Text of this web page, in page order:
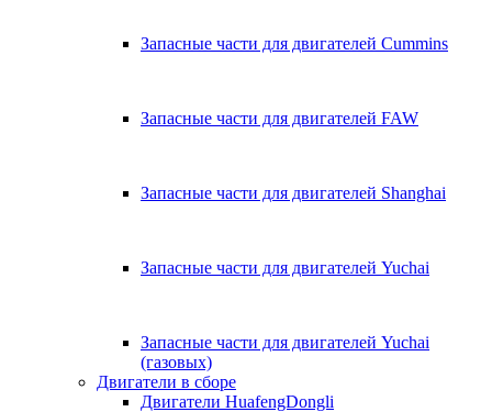
Запасные части для двигателей Cummins
Запасные части для двигателей FAW
Запасные части для двигателей Shanghai
Запасные части для двигателей Yuchai
Запасные части для двигателей Yuchai
(газовых)
Двигатели в сборе
Двигатели HuafengDongli